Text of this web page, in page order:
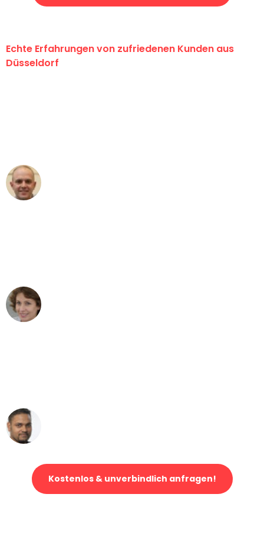
Echte Erfahrungen von zufriedenen Kunden aus
Düsseldorf
Kostenlos & unverbindlich anfragen!